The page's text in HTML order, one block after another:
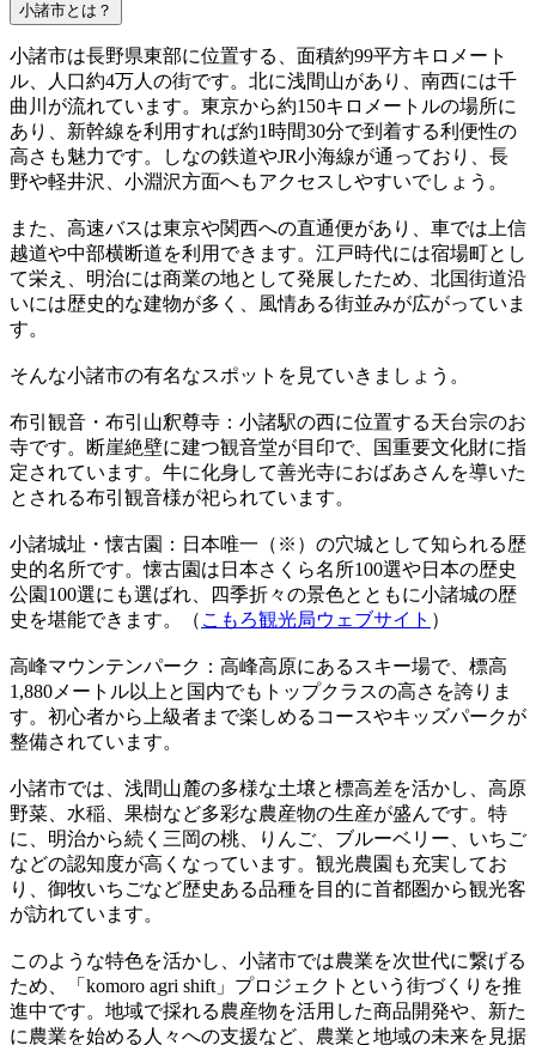
小諸市とは？
小諸市は長野県東部に位置する、面積約99平方キロメート
ル、人口約4万人の街です。北に浅間山があり、南西には千
曲川が流れています。東京から約150キロメートルの場所に
あり、新幹線を利用すれば約1時間30分で到着する利便性の
高さも魅力です。しなの鉄道やJR小海線が通っており、長
野や軽井沢、小淵沢方面へもアクセスしやすいでしょう。
また、高速バスは東京や関西への直通便があり、車では上信
越道や中部横断道を利用できます。江戸時代には宿場町とし
て栄え、明治には商業の地として発展したため、北国街道沿
いには歴史的な建物が多く、風情ある街並みが広がっていま
す。
そんな小諸市の有名なスポットを見ていきましょう。
布引観音・布引山釈尊寺：小諸駅の西に位置する天台宗のお
寺です。断崖絶壁に建つ観音堂が目印で、国重要文化財に指
定されています。牛に化身して善光寺におばあさんを導いた
とされる布引観音様が祀られています。
小諸城址・懐古園：日本唯一（※）の穴城として知られる歴
史的名所です。懐古園は日本さくら名所100選や日本の歴史
公園100選にも選ばれ、四季折々の景色とともに小諸城の歴
史を堪能できます。（ こもろ観光局ウェブサイト ）
高峰マウンテンパーク：高峰高原にあるスキー場で、標高
1,880メートル以上と国内でもトップクラスの高さを誇りま
す。初心者から上級者まで楽しめるコースやキッズパークが
整備されています。
小諸市では、浅間山麓の多様な土壌と標高差を活かし、高原
野菜、水稲、果樹など多彩な農産物の生産が盛んです。特
に、明治から続く三岡の桃、りんご、ブルーベリー、いちご
などの認知度が高くなっています。観光農園も充実してお
り、御牧いちごなど歴史ある品種を目的に首都圏から観光客
が訪れています。
このような特色を活かし、小諸市では農業を次世代に繋げる
ため、「komoro agri shift」プロジェクトという街づくりを推
進中です。地域で採れる農産物を活用した商品開発や、新た
に農業を始める人々への支援など、農業と地域の未来を見据